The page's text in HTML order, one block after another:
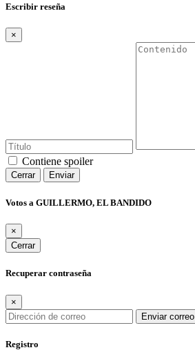
Escribir reseña
×
Contiene spoiler
Cerrar Enviar
Votos a GUILLERMO, EL BANDIDO
×
Cerrar
Recuperar contraseña
×
Enviar correo
Registro